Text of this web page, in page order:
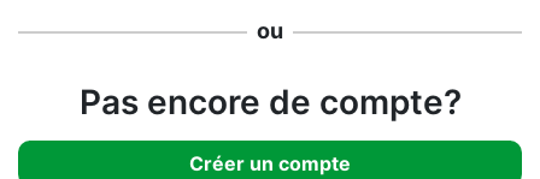
ou
Pas encore de compte?
Créer un compte